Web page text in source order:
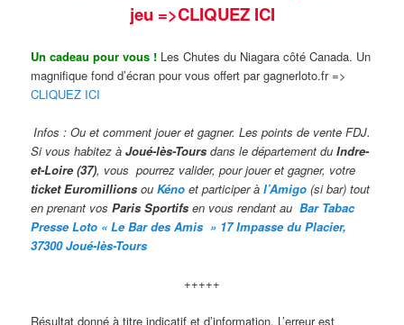
jeu =>CLIQUEZ ICI
Un cadeau pour vous ! Les Chutes du Niagara côté Canada. Un
magnifique fond d’écran pour vous offert par gagnerloto.fr =>
CLIQUEZ ICI
Infos : Ou et comment jouer et gagner. Les points de vente FDJ.
Si vous habitez àJoué-lès-Tours dans le département duIndre-
et-Loire (37), vous pourrez valider,pour jouer et gagner, votre
ticket Euromillions ouKéno et participer àl’Amigo (si bar) tout
en prenant vosParis Sportifs en vous rendant au Bar Tabac
Presse Loto « Le Bar des Amis » 17 Impasse du Placier,
37300 Joué-lès-Tours
+++++
Résultat donné à titre indicatif et d’information. L’erreur est